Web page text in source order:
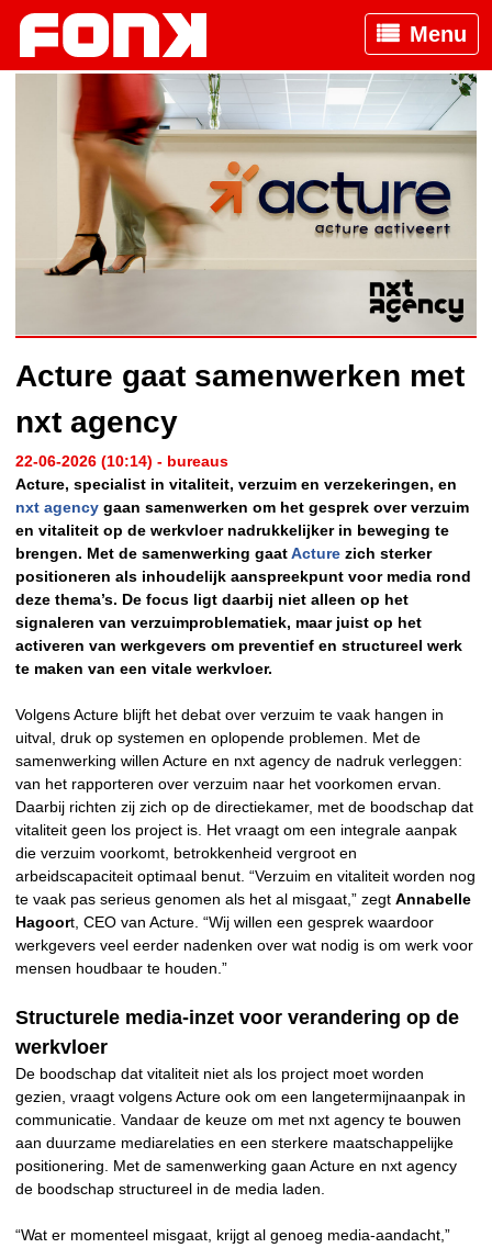
Menu
Acture gaat samenwerken met
nxt agency
22-06-2026 (10:14) - bureaus
Acture, specialist in vitaliteit, verzuim en verzekeringen, en
nxt agency gaan samenwerken om het gesprek over verzuim
en vitaliteit op de werkvloer nadrukkelijker in beweging te
brengen. Met de samenwerking gaatActure zich sterker
positioneren als inhoudelijk aanspreekpunt voor media rond
deze thema’s. De focus ligt daarbij niet alleen op het
signaleren van verzuimproblematiek, maar juist op het
activeren van werkgevers om preventief en structureel werk
te maken van een vitale werkvloer.
Volgens Acture blijft het debat over verzuim te vaak hangen in
uitval, druk op systemen en oplopende problemen. Met de
samenwerking willen Acture en nxt agency de nadruk verleggen:
van het rapporteren over verzuim naar het voorkomen ervan.
Daarbij richten zij zich op de directiekamer, met de boodschap dat
vitaliteit geen los project is. Het vraagt om een integrale aanpak
die verzuim voorkomt, betrokkenheid vergroot en
arbeidscapaciteit optimaal benut. “Verzuim en vitaliteit worden nog
te vaak pas serieus genomen als het al misgaat,” zegt Annabelle
Hagoort, CEO van Acture. “Wij willen een gesprek waardoor
werkgevers veel eerder nadenken over wat nodig is om werk voor
mensen houdbaar te houden.”
Structurele media-inzet voor verandering op de
werkvloer
De boodschap dat vitaliteit niet als los project moet worden
gezien, vraagt volgens Acture ook om een langetermijnaanpak in
communicatie. Vandaar de keuze om met nxt agency te bouwen
aan duurzame mediarelaties en een sterkere maatschappelijke
positionering. Met de samenwerking gaan Acture en nxt agency
de boodschap structureel in de media laden.
“Wat er momenteel misgaat, krijgt al genoeg media-aandacht,”